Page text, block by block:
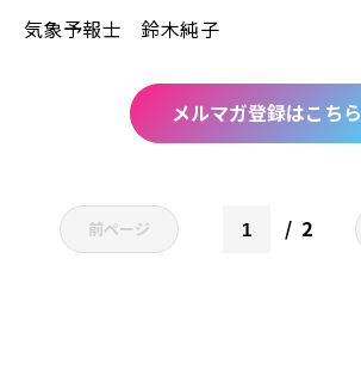
気象予報士 鈴木純子
メルマガ登録はこちら
前ページ 2